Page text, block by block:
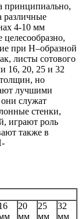
принципиально,
различные
4-10 мм
целесообразно,
при Н–образной
листы сотового
16, 20, 25 и 32
но
лучшими
служат
стенки,
играют роль
также в
20
мм
25
мм
32
мм